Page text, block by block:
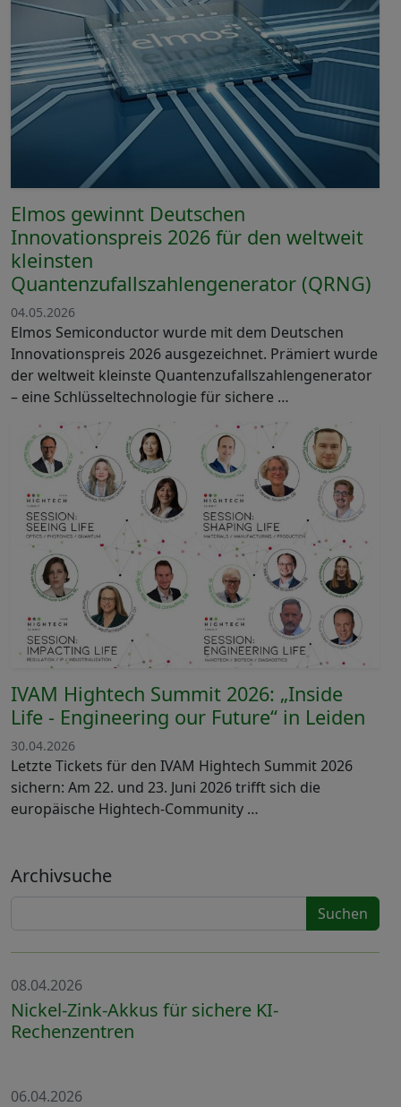
Archivsuche
Suchen
08.04.2026
Nickel-Zink-Akkus für sichere KI-
Rechenzentren
06.04.2026
Elmos gewinnt Deutschen
Innovationspreis 2026 für den weltweit
kleinsten
Quantenzufallszahlengenerator (QRNG)
04.05.2026
Elmos Semiconductor wurde mit dem Deutschen
Innovationspreis 2026 ausgezeichnet. Prämiert wurde
der weltweit kleinste Quantenzufallszahlengenerator
– eine Schlüsseltechnologie für sichere …
IVAM Hightech Summit 2026: „Inside
Life - Engineering our Future“ in Leiden
30.04.2026
Letzte Tickets für den IVAM Hightech Summit 2026
sichern: Am 22. und 23. Juni 2026 trifft sich die
europäische Hightech-Community …